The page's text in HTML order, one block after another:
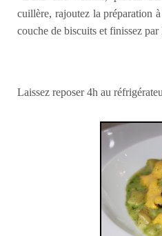
cuillère, rajoutez la préparation
couche de biscuits et finissez
Laissez reposer 4h au